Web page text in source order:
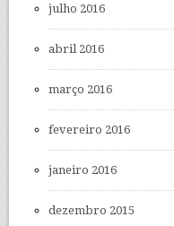
julho 2016
abril 2016
março 2016
fevereiro 2016
janeiro 2016
dezembro 2015